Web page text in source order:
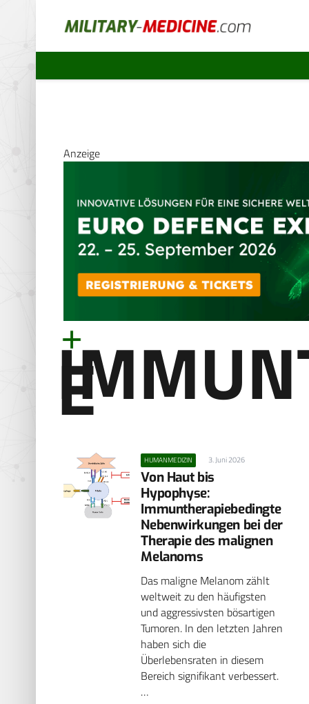
Anzeige
E
HUMANMEDIZIN 3. Juni 2026
Von Haut bis
Hypophyse:
Immuntherapiebedingte
Nebenwirkungen bei der
Therapie des malignen
Melanoms
Das maligne Melanom zählt
weltweit zu den häufigsten
und aggressivsten bösartigen
Tumoren. In den letzten Jahren
haben sich die
Überlebensraten in diesem
Bereich signifikant verbessert.
…